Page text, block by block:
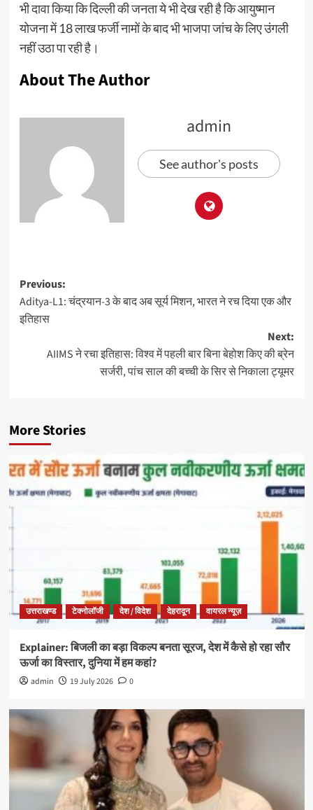
भी दावा किया कि दिल्ली की जनता ये भी देख रही है कि आयुष्मान
योजना में 18 लाख फर्जी नामों के बाद भी भाजपा जांच के लिए उंगली
नहीं उठा पा रही है।
About The Author
admin
See author's posts
Previous:
Aditya-L1: चंद्रयान-3 के बाद अब सूर्य मिशन, भारत ने रच दिया एक और
इतिहास
Next:
AIIMS ने रचा इतिहास: विश्व में पहली बार बिना बेहोश किए की ब्रेन
सर्जरी, पांच साल की बच्ची के सिर से निकाला ट्यूमर
More Stories
उत्तराखण्ड टेक्नोलॉजी देश / विदेश देहरादून वायरल न्यूज़
Explainer: बिजली का बड़ा विकल्प बनता सूरज, देश में कैसे हो रहा सौर
ऊर्जा का विस्तार, दुनिया में हम कहां?
admin 19 July 2026 0